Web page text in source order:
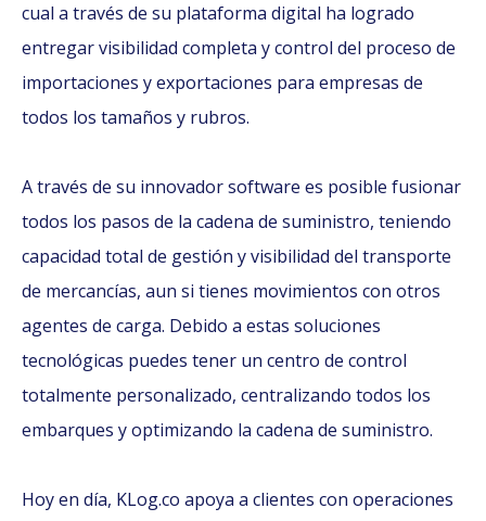
cual a través de su plataforma digital ha logrado
entregar visibilidad completa y control del proceso de
importaciones y exportaciones para empresas de
todos los tamaños y rubros.
A través de su innovador software es posible fusionar
todos los pasos de la cadena de suministro, teniendo
capacidad total de gestión y visibilidad del transporte
de mercancías, aun si tienes movimientos con otros
agentes de carga. Debido a estas soluciones
tecnológicas puedes tener un centro de control
totalmente personalizado, centralizando todos los
embarques y optimizando la cadena de suministro.
Hoy en día, KLog.co apoya a clientes con operaciones